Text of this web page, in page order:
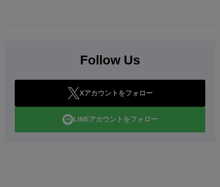
Follow Us
Xアカウントをフォロー
LINEアカウントをフォロー